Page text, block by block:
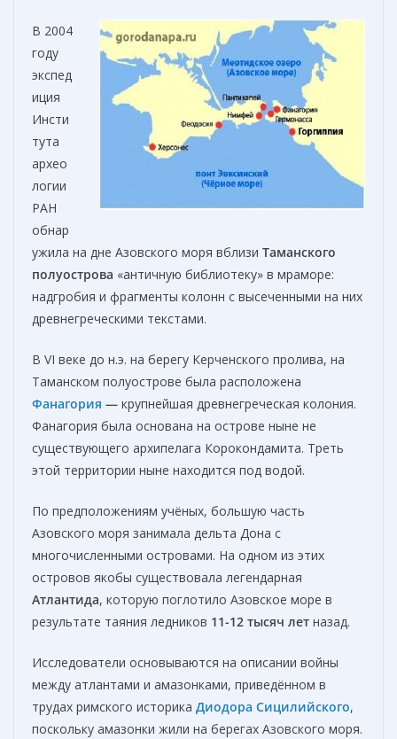
В 2004
году
экспед
иция
Инсти
тута
архео
логии
РАН
обнар
ужила на дне Азовского моря вблизи Таманского
полуострова «античную библиотеку» в мраморе:
надгробия и фрагменты колонн с высеченными на них
древнегреческими текстами.
В VI веке до н.э. на берегу Керченского пролива, на
Таманском полуострове была расположена
Фанагория — крупнейшая древнегреческая колония.
Фанагория была основана на острове ныне не
существующего архипелага Корокондамита. Треть
этой территории ныне находится под водой.
По предположениям учёных, большую часть
Азовского моря занимала дельта Дона с
многочисленными островами. На одном из этих
островов якобы существовала легендарная
Атлантида, которую поглотило Азовское море в
результате таяния ледников 11-12 тысяч лет назад.
Исследователи основываются на описании войны
между атлантами и амазонками, приведённом в
трудах римского историка Диодора Сицилийского,
поскольку амазонки жили на берегах Азовского моря.